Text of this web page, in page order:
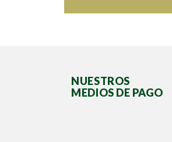
NUESTROS
MEDIOS DE PAGO